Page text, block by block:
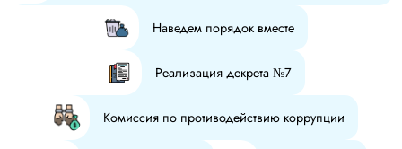
Наведем порядок вместе
Реализация декрета №7
Комиссия по противодействию коррупции